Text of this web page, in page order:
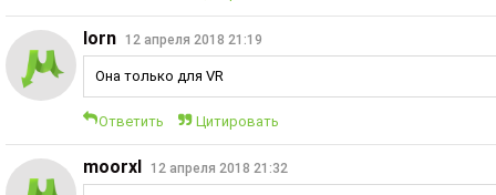
lorn 12 апреля 2018 21:19
Она только для VR
Ответить Цитировать
moorxl 12 апреля 2018 21:32